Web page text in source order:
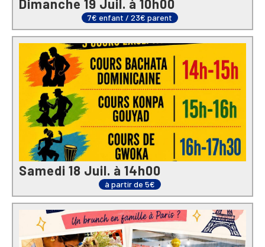
Dimanche 19 Juil. à 10h00
7€ enfant / 23€ parent
Samedi 18 Juil. à 14h00
à partir de 5€